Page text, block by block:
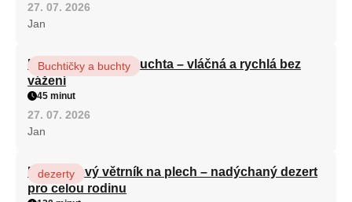
27. 07. 2026
Jan
Hrnková maková buchta – vláčná a rychlá bez
vážení
Buchtičky a buchty
45 minut
27. 07. 2026
Jan
Karamelový větrník na plech – nadýchaný dezert
pro celou rodinu
dezerty